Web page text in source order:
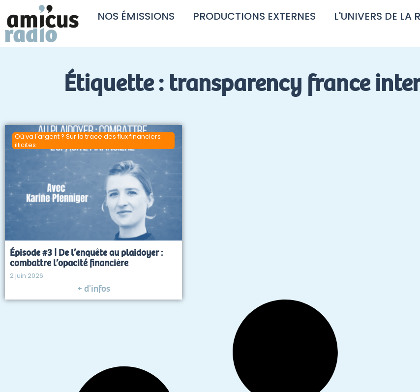
NOS ÉMISSIONS PRODUCTIONS EXTERNES L'UNIVERS DE LA
Étiquette : transparency france
Où va l'argent ? Sur la trace des flux financiers
illicites
Épisode #3 | De l’enquête au plaidoyer :
combattre l’opacité financière
2 juin 2026
+ d'infos